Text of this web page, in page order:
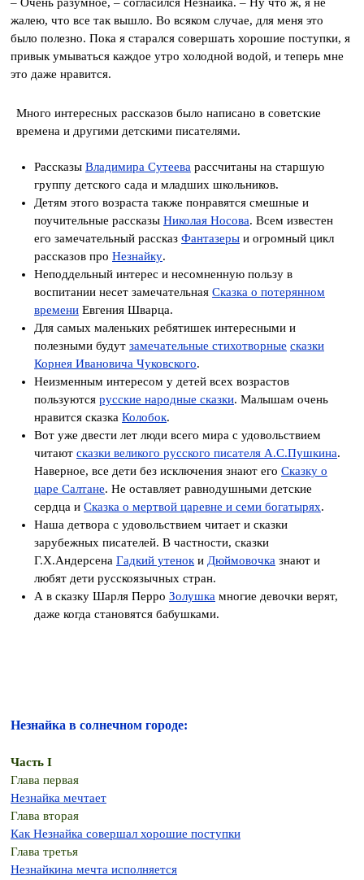
жалею, что все так вышло. Во всяком случае, для меня это
было полезно. Пока я старался совершать хорошие поступки, я
привык умываться каждое утро холодной водой, и теперь мне
это даже нравится.
Много интересных рассказов было написано в советские
времена и другими детскими писателями.
Рассказы Владимира Сутеева рассчитаны на старшую
группу детского сада и младших школьников.
Детям этого возраста также понравятся смешные и
поучительные рассказы Николая Носова. Всем известен
его замечательный рассказ Фантазеры и огромный цикл
рассказов про Незнайку.
Неподдельный интерес и несомненную пользу в
воспитании несет замечательная Сказка о потерянном
времени Евгения Шварца.
Для самых маленьких ребятишек интересными и
полезными будут замечательные стихотворные сказки
Корнея Ивановича Чуковского.
Неизменным интересом у детей всех возрастов
пользуются русские народные сказки. Малышам очень
нравится сказка Колобок.
Вот уже двести лет люди всего мира с удовольствием
читают сказки великого русского писателя А.С.Пушкина.
Наверное, все дети без исключения знают его Сказку о
царе Салтане. Не оставляет равнодушными детские
сердца и Сказка о мертвой царевне и семи богатырях.
Наша детвора с удовольствием читает и сказки
зарубежных писателей. В частности, сказки
Г.Х.Андерсена Гадкий утенок и Дюймовочка знают и
любят дети русскоязычных стран.
А в сказку Шарля Перро Золушка многие девочки верят,
даже когда становятся бабушками.
Незнайка в солнечном городе:
Часть I
Глава первая
Незнайка мечтает
Глава вторая
Как Незнайка совершал хорошие поступки
Глава третья
Незнайкина мечта исполняется